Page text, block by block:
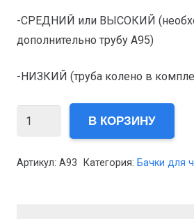
-СРЕДНИЙ или ВЫСОКИЙ
дополнительно трубу A95)
-НИЗКИЙ (труба колено в
Количество
В КОРЗИНУ
Артикул: A93 Категория: Бачки для